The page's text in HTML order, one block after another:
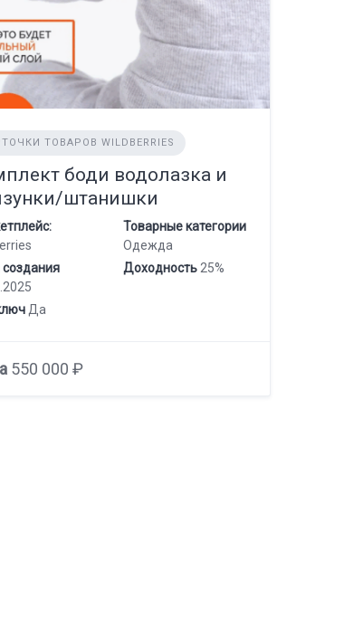
ТОВАРОВ WILDBERRIES
боди водолазка и
штанишки
Товарные категории
Одежда
Доходность25%
Да
550 000 ₽